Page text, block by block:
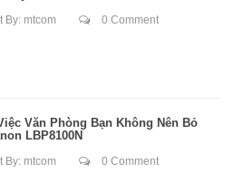
By: mtcom 0 Comment
Văn Phòng Bạn Không Nên Bỏ
LBP8100N
By: mtcom 0 Comment